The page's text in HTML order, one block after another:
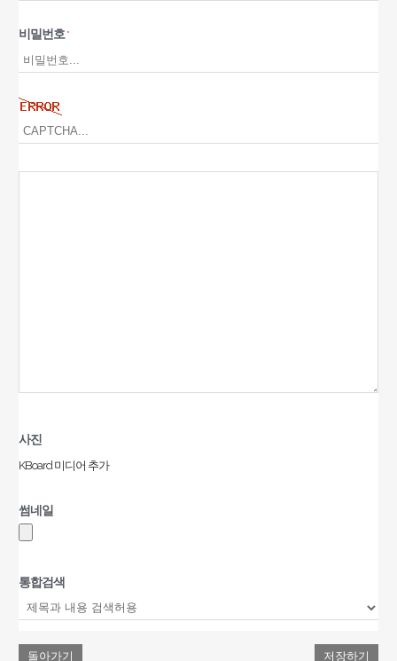
비밀번호 *
사진
KBoard 미디어 추가
썸네일
통합검색
돌아가기 저장하기